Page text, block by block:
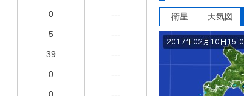
0 ---
5 ---
39 ---
0 ---
衛星 天気図